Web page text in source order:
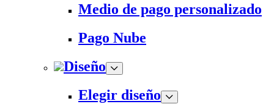
Medio de pago personalizado
Pago Nube
Diseño
Elegir diseño